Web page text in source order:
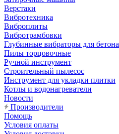
Верстаки
Вибротехника
Виброплиты
Вибротрамбовки
Глубинные вибраторы для бетона
Пилы торцовочные
Ручной инструмент
Строительный пылесос
Инструмент для укладки плитки
Котлы и водонагреватели
Новости
Производители
Помощь
Условия оплаты